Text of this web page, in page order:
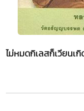
ไม่หมดกิเลสก็เวียนเ